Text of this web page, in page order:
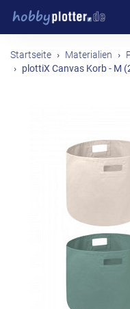
Startseite Materialien
plottiX Canvas Korb - M